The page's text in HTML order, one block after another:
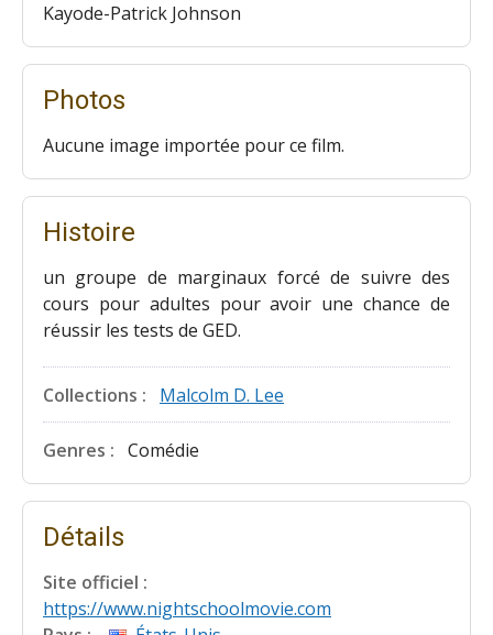
Kayode-Patrick Johnson
Photos
Aucune image importée pour ce film.
Histoire
un groupe de marginaux forcé de suivre des
cours pour adultes pour avoir une chance de
réussir les tests de GED.
Collections : Malcolm D. Lee
Genres : Comédie
Détails
Site officiel :
https://www.nightschoolmovie.com